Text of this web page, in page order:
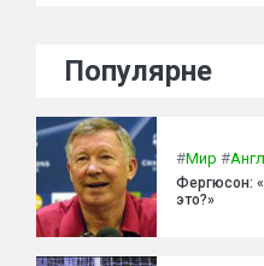
Популярне
#Мир #
Фергюсон:
это?»